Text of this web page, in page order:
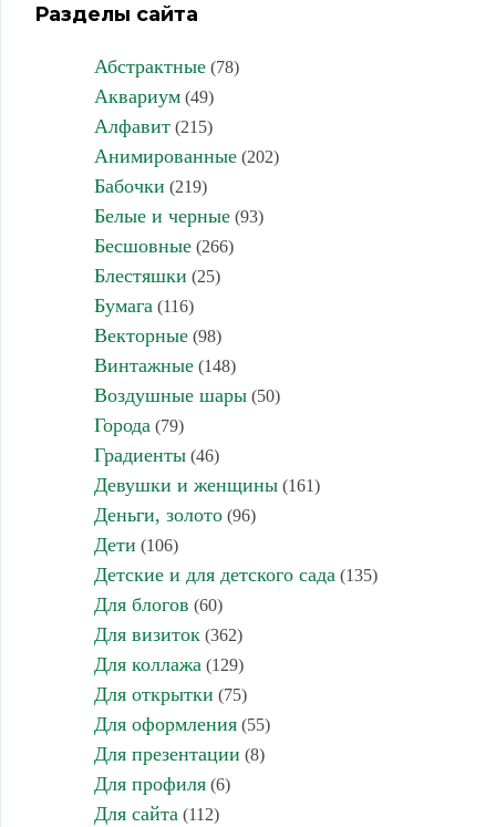
Разделы сайта
Абстрактные(78)
Аквариум(49)
Алфавит(215)
Анимированные(202)
Бабочки (219)
Белые и черные(93)
Бесшовные(266)
Блестяшки (25)
Бумага (116)
Векторные(98)
Винтажные(148)
Воздушные шары(50)
Города (79)
Градиенты(46)
Девушки и женщины(161)
Деньги, золото(96)
Дети (106)
Детские и для детского сада (135)
Для блогов (60)
Для визиток(362)
Для коллажа (129)
Для открытки (75)
Для оформления(55)
Для презентации (8)
Для профиля(6)
Для сайта (112)